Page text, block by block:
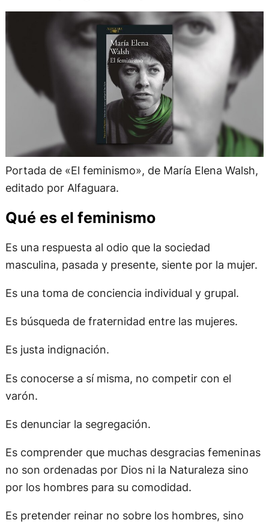
Portada de «El feminismo», de María Elena Walsh,
editado por Alfaguara.
Qué es el feminismo
Es una respuesta al odio que la sociedad
masculina, pasada y presente, siente por la mujer.
Es una toma de conciencia individual y grupal.
Es búsqueda de fraternidad entre las mujeres.
Es justa indignación.
Es conocerse a sí misma, no competir con el
varón.
Es denunciar la segregación.
Es comprender que muchas desgracias femeninas
no son ordenadas por Dios ni la Naturaleza sino
por los hombres para su comodidad.
Es pretender reinar no sobre los hombres, sino